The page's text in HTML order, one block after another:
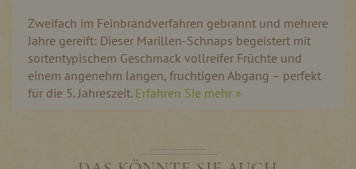
Zweifach im Feinbrandverfahren gebrannt und mehrere
Jahre gereift: Dieser Marillen-Schnaps begeistert mit
sortentypischem Geschmack vollreifer Früchte und
einem angenehm langen, fruchtigen Abgang – perfekt
für die 5. Jahreszeit. Erfahren Sie mehr »